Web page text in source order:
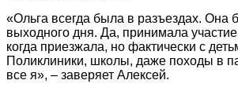
«Ольга всегда была в разъездах. Она
выходного дня. Да, принимала
когда приезжала, но фактически с
Поликлиники, школы, даже походы в
все я», – заверяет Алексей.